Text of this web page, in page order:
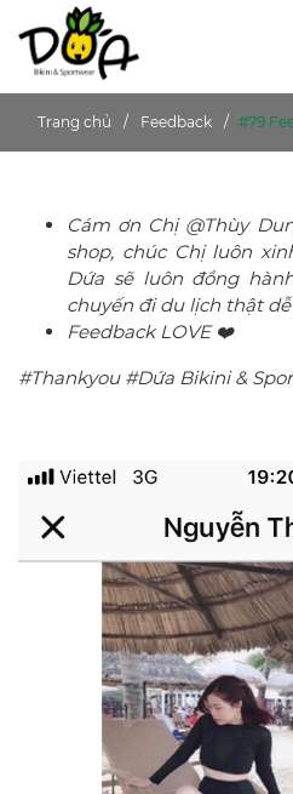
Trang chủ Feedback #79
Cám ơn Chị @Thùy
shop, chúc Chị luôn
Dứa sẽ luôn đồng
chuyến đi du lịch thật
Feedback LOVE ❤️
#Thankyou #Dứa Bikini &